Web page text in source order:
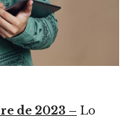
de 2023 – Lo